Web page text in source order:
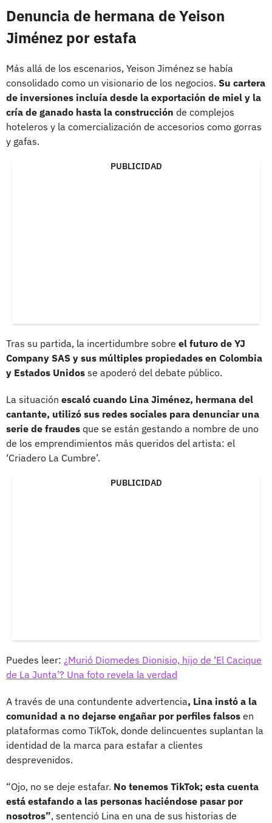
Denuncia de hermana de Yeison
Jiménez por estafa
Más allá de los escenarios, Yeison Jiménez se había
consolidado como un visionario de los negocios. Su cartera
de inversiones incluía desde la exportación de miel y la
cría de ganado hasta la construcción de complejos
hoteleros y la comercialización de accesorios como gorras
y gafas.
PUBLICIDAD
Tras su partida, la incertidumbre sobre el futuro de YJ
Company SAS y sus múltiples propiedades en Colombia
y Estados Unidos se apoderó del debate público.
La situación escaló cuando Lina Jiménez, hermana del
cantante, utilizó sus redes sociales para denunciar una
serie de fraudes que se están gestando a nombre de uno
de los emprendimientos más queridos del artista: el
‘Criadero La Cumbre’.
PUBLICIDAD
Puedes leer: ¿Murió Diomedes Dionisio, hijo de ‘El Cacique
de La Junta’? Una foto revela la verdad
A través de una contundente advertencia, Lina instó a la
comunidad a no dejarse engañar por perfiles falsos en
plataformas como TikTok, donde delincuentes suplantan la
identidad de la marca para estafar a clientes
desprevenidos.
“Ojo, no se deje estafar. No tenemos TikTok; esta cuenta
está estafando a las personas haciéndose pasar por
nosotros”, sentenció Lina en una de sus historias de